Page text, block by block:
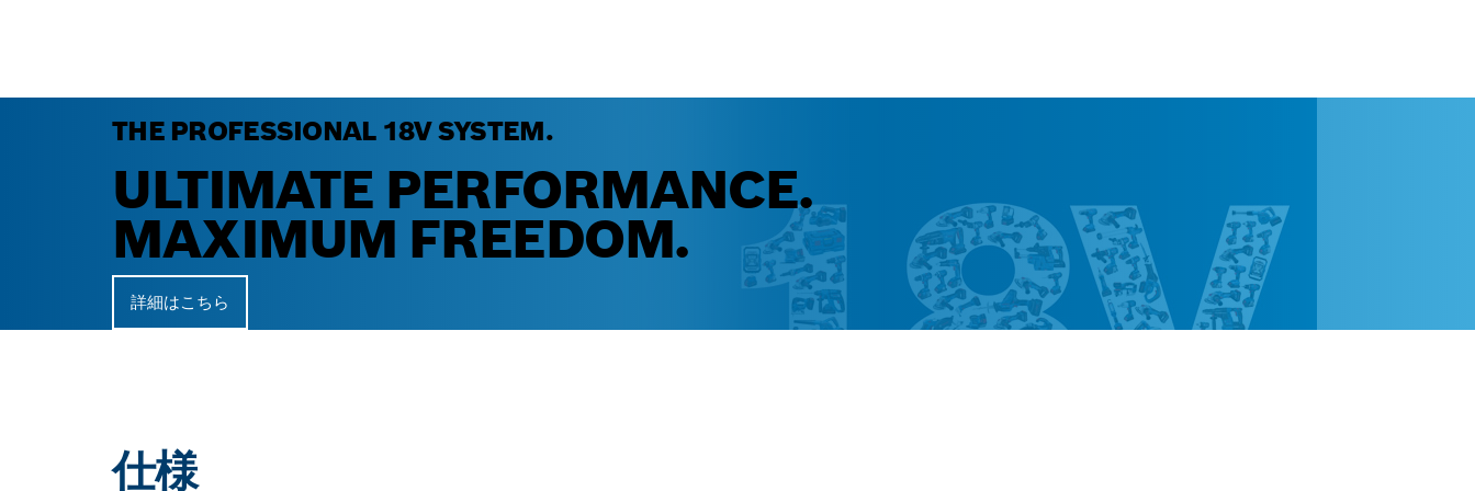
THE PROFESSIONAL 18V SYSTEM.
ULTIMATE PERFORMANCE.
MAXIMUM FREEDOM.
詳細はこちら
仕様